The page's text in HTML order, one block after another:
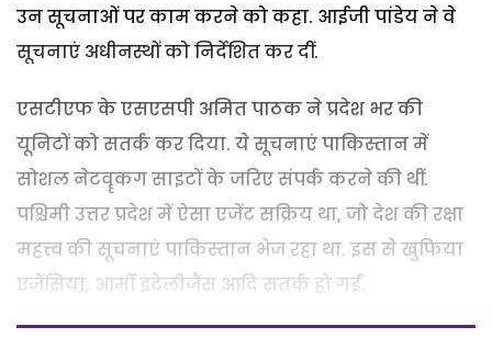
उन सूचनाओं पर काम करने को कहा. आईजी पांडेय ने वे
सूचनाएं अधीनस्थों को निर्देशित कर दीं.
एसटीएफ के एसएसपी अमित पाठक ने प्रदेश भर की
यूनिटों को सतर्क कर दिया. ये सूचनाएं पाकिस्तान में
सोशल नेटवॄकग साइटों के जरिए संपर्क करने की थीं.
पश्चिमी उत्तर प्रदेश में ऐसा एजेंट सक्रिय था, जो देश की रक्षा
महत्त्व की सूचनाएं पाकिस्तान भेज रहा था. इस से खुफिया
एजेंसियां, आर्मी इंटेलीजैंस आदि सतर्क हो गईं.